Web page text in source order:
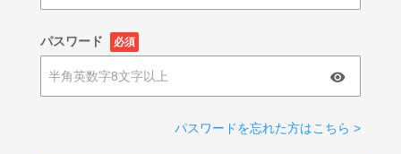
パスワード 必須
パスワードを忘れた方はこちら >